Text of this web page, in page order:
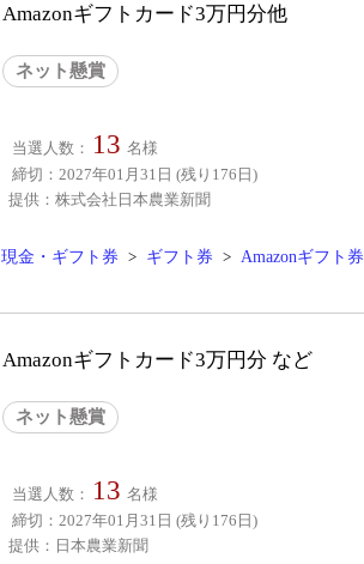
Amazonギフトカード3万円分他
ネット懸賞
当選人数： 13 名様
締切：2027年01月31日 (残り176日)
提供：株式会社日本農業新聞
現金・ギフト券 > ギフト券 > Amazonギフト券
Amazonギフトカード3万円分 など
ネット懸賞
当選人数： 13 名様
締切：2027年01月31日 (残り176日)
提供：日本農業新聞